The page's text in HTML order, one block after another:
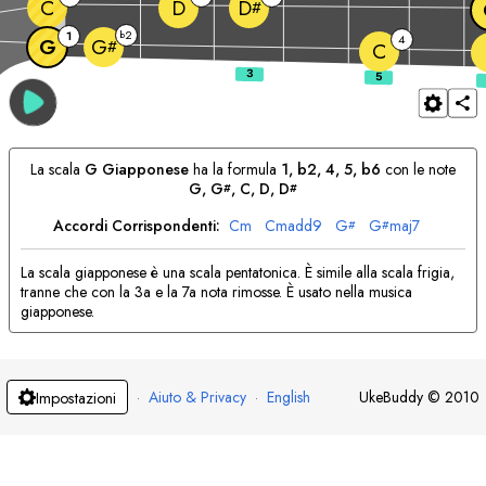
G 1 G#
b2
C 4
C D D#
La scala G Giapponese ha la formula 1, b2, 4, 5, b6 con le note
G, G#, C, D, D#
Accordi Corrispondenti: Cm Cmadd9 G# G#maj7
La scala giapponese è una scala pentatonica. È simile alla scala frigia,
tranne che con la 3a e la 7a nota rimosse. È usato nella musica
giapponese.
Impostazioni · Aiuto & Privacy · English UkeBuddy © 2010